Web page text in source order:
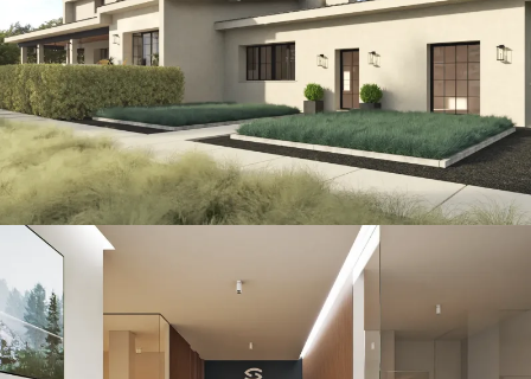
CONSTRUCCIÓN / THE ISLAND / VILLAS